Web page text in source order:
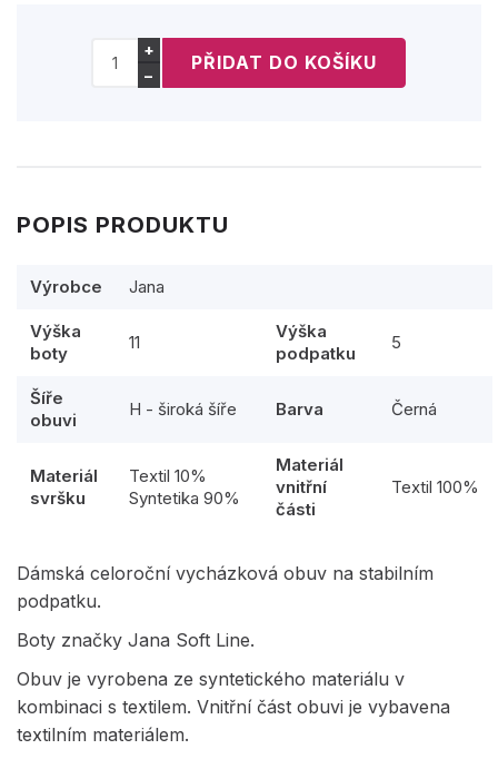
+
−
POPIS PRODUKTU
Výrobce Jana
Výška
boty
11
Výška
podpatku
5
Šíře
obuvi
H - široká šíře Barva Černá
Materiál
svršku
Textil 10%
Syntetika 90%
Materiál
vnitřní
části
Textil 100%
Dámská celoroční vycházková obuv na stabilním
podpatku.
Boty značky Jana Soft Line.
Obuv je vyrobena ze syntetického materiálu v
kombinaci s textilem. Vnitřní část obuvi je vybavena
textilním materiálem.